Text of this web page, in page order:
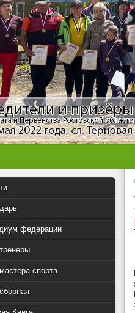
федерации
спорта